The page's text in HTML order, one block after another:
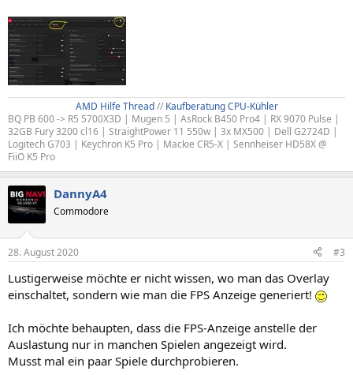
AMD Hilfe Thread// Kaufberatung CPU-Kühler
BQ PB 600 -> R5 5700X3D | Mugen 5 | AsRock B450 Pro4 | RX 9070 Pulse |
32GB Fury 3200 cl16 | StraightPower 11 550w | 3x MX500 | Dell G2724D |
Logitech G703 | Keychron K5 Pro | Mackie CR5-X | Sennheiser HD58X @
FiiO K5 Pro
DannyA4
Commodore
28. August 2020 #3
Lustigerweise möchte er nicht wissen, wo man das Overlay
einschaltet, sondern wie man die FPS Anzeige generiert!
Ich möchte behaupten, dass die FPS-Anzeige anstelle der
Auslastung nur in manchen Spielen angezeigt wird.
Musst mal ein paar Spiele durchprobieren.